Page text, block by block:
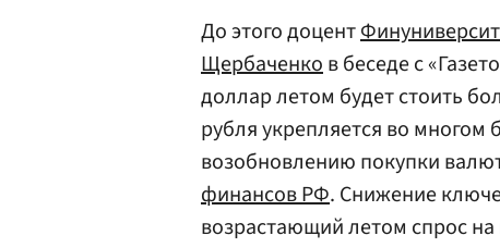
До этого доцент
Щербаченков беседе с
доллар летом будет стоить
рубля укрепляется во многом
возобновлению покупки
финансов РФ. Снижение
возрастающий летом спрос